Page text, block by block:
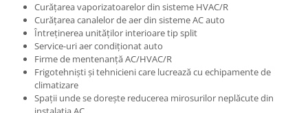
Curățarea vaporizatoarelor din sisteme HVAC/R
Curățarea canalelor de aer din sisteme AC auto
Întreținerea unităților interioare tip split
Service-uri aer condiționat auto
Firme de mentenanță AC/HVAC/R
Frigotehniști și tehnicieni care lucrează cu echipamente de
climatizare
Spații unde se dorește reducerea mirosurilor neplăcute din